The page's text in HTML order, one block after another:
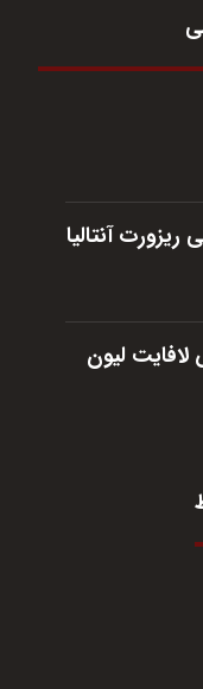
ریزورت آنتالیا
لیون